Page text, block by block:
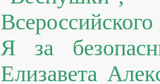
Я за
Елизавета